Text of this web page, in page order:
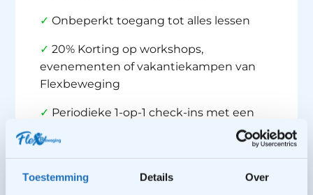
Toestemming Details Over
✓ Onbeperkt toegang tot alles lessen
✓ 20% Korting op workshops,
evenementen of vakantiekampen van
Flexbeweging
✓ Periodieke 1-op-1 check-ins met een
coach
Dit lespakket is na één jaarmaandelijks
opzegbaar
met een opzegtermijn van 1